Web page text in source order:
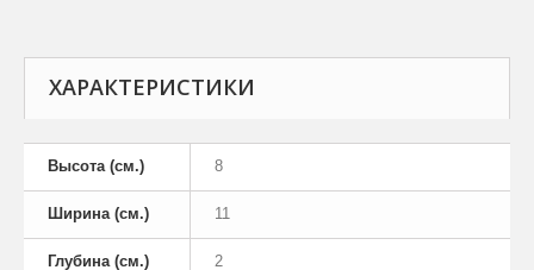
ХАРАКТЕРИСТИКИ
Высота (см.) 8
Ширина (см.) 11
Глубина (см.) 2